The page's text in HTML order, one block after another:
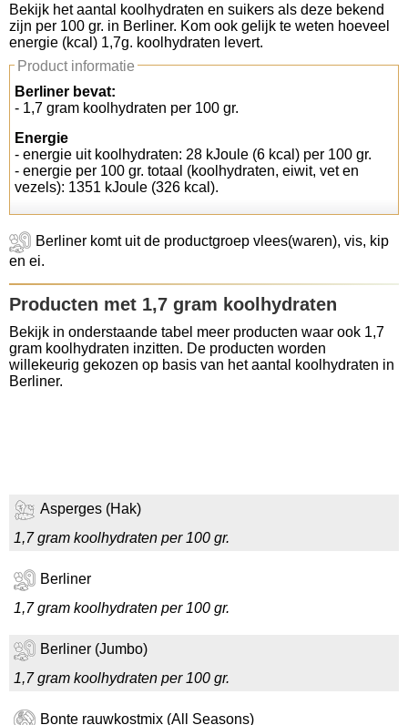
Koolhydraten tellen
Links
Bekijk het aantal koolhydraten en suikers als deze bekend
zijn per 100 gr. in Berliner. Kom ook gelijk te weten hoeveel
energie (kcal) 1,7g. koolhydraten levert.
Product informatie
Berliner bevat:
- 1,7 gram koolhydraten per 100 gr.
Energie
- energie uit koolhydraten: 28 kJoule (6 kcal) per 100 gr.
- energie per 100 gr. totaal (koolhydraten, eiwit, vet en
vezels): 1351 kJoule (326 kcal).
Berliner komt uit de productgroep vlees(waren), vis, kip
en ei.
Producten met 1,7 gram koolhydraten
Bekijk in onderstaande tabel meer producten waar ook 1,7
gram koolhydraten inzitten. De producten worden
willekeurig gekozen op basis van het aantal koolhydraten in
Berliner.
Asperges (Hak)
1,7 gram koolhydraten per 100 gr.
Berliner
1,7 gram koolhydraten per 100 gr.
Berliner (Jumbo)
1,7 gram koolhydraten per 100 gr.
Bonte rauwkostmix (All Seasons)